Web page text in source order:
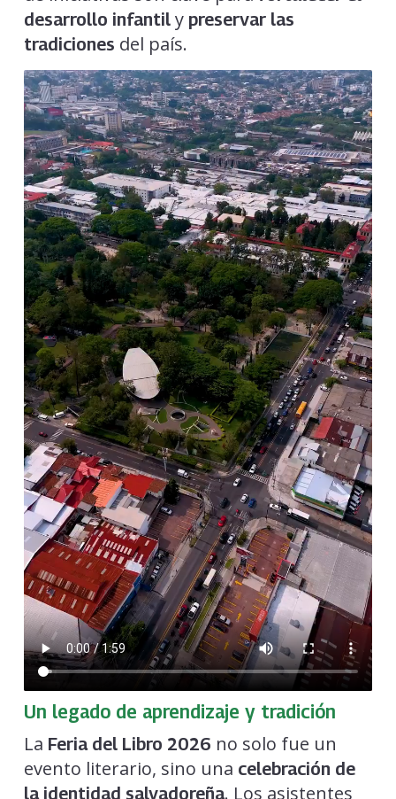
desarrollo infantily preservar las
tradiciones del país.
Un legado de aprendizaje y tradición
La Feria del Libro 2026 no solo fue un
evento literario, sino una celebración de
la identidad salvadoreña. Los asistentes